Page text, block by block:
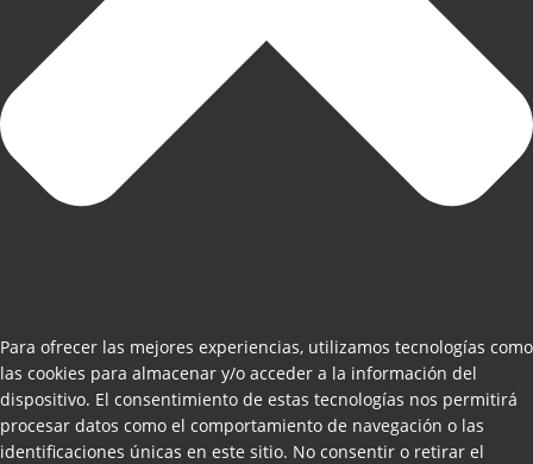
Para ofrecer las mejores experiencias, utilizamos tecnologías como
las cookies para almacenar y/o acceder a la información del
dispositivo. El consentimiento de estas tecnologías nos permitirá
procesar datos como el comportamiento de navegación o las
identificaciones únicas en este sitio. No consentir o retirar el